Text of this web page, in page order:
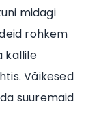
midagi
rohkem
kallile
Väikesed
suuremaid